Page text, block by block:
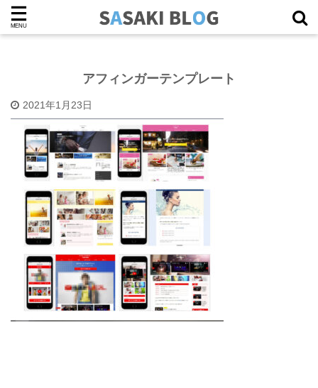
アフィンガーテンプレート
2021年1月23日